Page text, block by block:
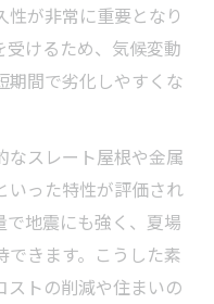
が非常に重要となり
受けるため、気候変動
期間で劣化しやすくな
なスレート屋根や金属
いった特性が評価され
地震にも強く、夏場
できます。こうした素
ストの削減や住まいの